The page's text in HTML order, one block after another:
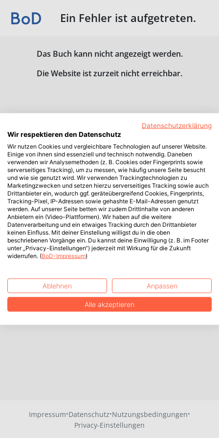
Ein Fehler ist aufgetreten.
Das Buch kann nicht angezeigt werden.
Die Website ist zurzeit nicht erreichbar.
Impressum·Datenschutz·Nutzungsbedingungen·
Privacy-Einstellungen
Datenschutzerklärung
Wir respektieren den Datenschutz
Wir nutzen Cookies und vergleichbare Technologien auf unserer Website.
Einige von ihnen sind essenziell und technisch notwendig. Daneben
verwenden wir Analysemethoden (z. B. Cookies oder Fingerprints sowie
serverseitiges Tracking), um zu messen, wie häufig unsere Seite besucht
und wie sie genutzt wird. Wir verwenden Trackingtechnologien zu
Marketingzwecken und setzen hierzu serverseitiges Tracking sowie auch
Drittanbieter ein, wodurch ggf. geräteübergreifend Cookies, Fingerprints,
Tracking-Pixel, IP-Adressen sowie gehashte E-Mail-Adressen genutzt
werden. Auf unserer Seite betten wir zudem Drittinhalte von anderen
Anbietern ein (Video-Plattformen). Wir haben auf die weitere
Datenverarbeitung und ein etwaiges Tracking durch den Drittanbieter
keinen Einfluss. Mit deiner Einstellung willigst du in die oben
beschriebenen Vorgänge ein. Du kannst deine Einwilligung (z. B. im Footer
unter „Privacy-Einstellungen“) jederzeit mit Wirkung für die Zukunft
widerrufen. (BoD-Impressum)
Ablehnen Anpassen
Alle akzeptieren